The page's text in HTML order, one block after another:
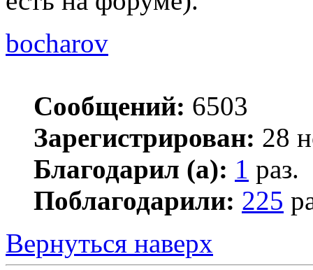
bocharov
Сообщений: 6503
Зарегистрирован: 28
Благодарил (а): 1 раз.
Поблагодарили: 225
Вернуться наверх